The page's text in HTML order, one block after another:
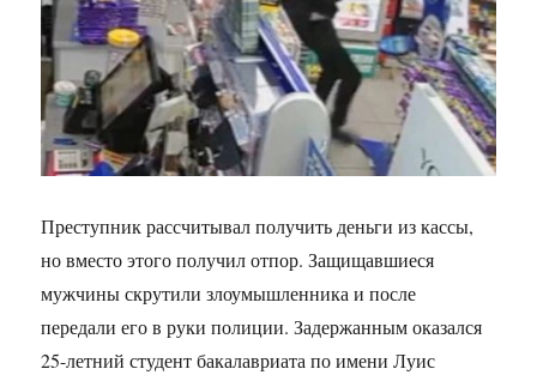
Преступник рассчитывал получить деньги из кассы,
но вместо этого получил отпор. Защищавшиеся
мужчины скрутили злоумышленника и после
передали его в руки полиции. Задержанным оказался
25-летний студент бакалавриата по имени Луис